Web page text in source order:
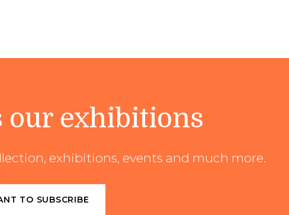
our exhibitions
exhibitions, events and much more.
TO SUBSCRIBE